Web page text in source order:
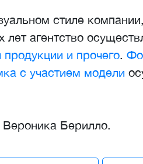
стиле
агентство
и прочего.
с участием модели
Берилло.